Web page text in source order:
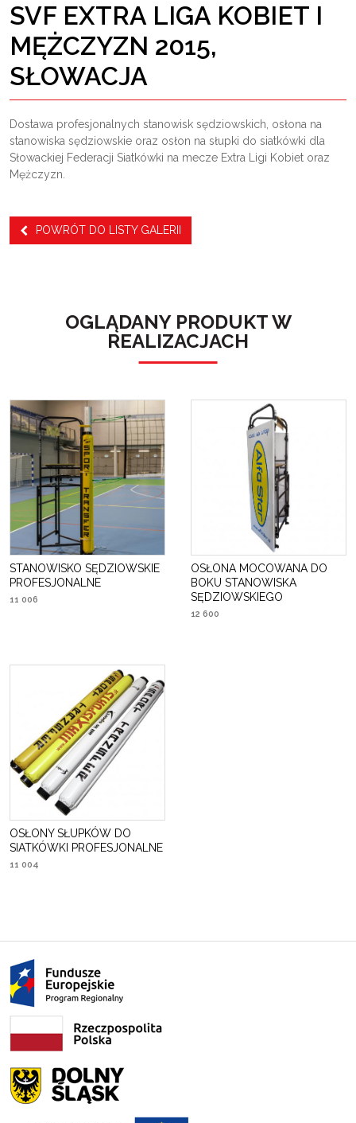
SVF EXTRA LIGA KOBIET I
MĘŻCZYZN 2015,
SŁOWACJA
Dostawa profesjonalnych stanowisk sędziowskich, osłona na
stanowiska sędziowskie oraz osłon na słupki do siatkówki dla
Słowackiej Federacji Siatkówki na mecze Extra Ligi Kobiet oraz
Mężczyzn.
POWRÓT DO LISTY GALERII
OGLĄDANY PRODUKT W
REALIZACJACH
STANOWISKO SĘDZIOWSKIE
PROFESJONALNE
11 006
OSŁONA MOCOWANA DO
BOKU STANOWISKA
SĘDZIOWSKIEGO
12 600
OSŁONY SŁUPKÓW DO
SIATKÓWKI PROFESJONALNE
11 004